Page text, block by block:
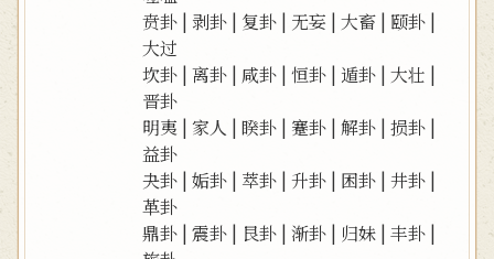
贲卦 | 剥卦 | 复卦 | 无妄 |大畜 | 颐卦 |
大过
坎卦 |离卦 | 咸卦 |恒卦 |遁卦 |大壮 |
晋卦
明夷 |家人 |睽卦 | 蹇卦 |解卦 |损卦 |
益卦
夬卦 |姤卦 | 萃卦 |升卦 | 困卦 |井卦 |
革卦
鼎卦 |震卦 | 艮卦 |渐卦 | 归妹 |丰卦 |